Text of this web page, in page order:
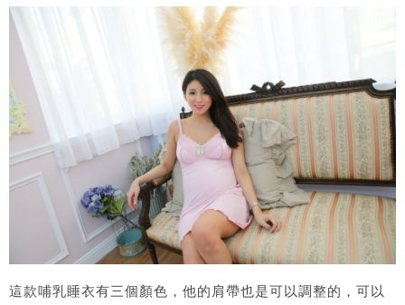
這款哺乳睡衣有三個顏色，他的肩帶也是可以調整的，可以